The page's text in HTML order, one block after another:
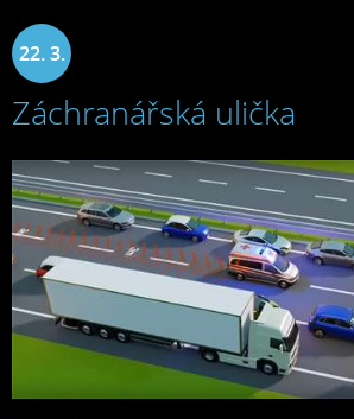
22. 3.
2022
Záchranářská ulička